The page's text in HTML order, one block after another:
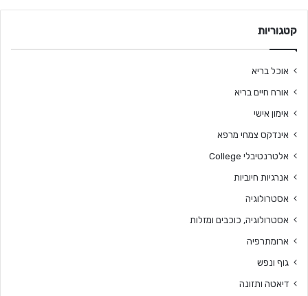
קטגוריות
אוכל בריא
אורח חיים בריא
אימון אישי
אינדקס צמחי מרפא
אלטרנטיבלי College
אנרגיות חיוביות
אסטרולוגיה
אסטרולוגיה, כוכבים ומזלות
ארומתרפיה
גוף ונפש
דיאטה ותזונה